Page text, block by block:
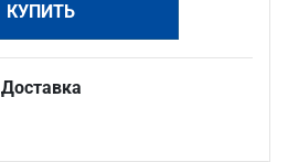
КУПИТЬ
Доставка